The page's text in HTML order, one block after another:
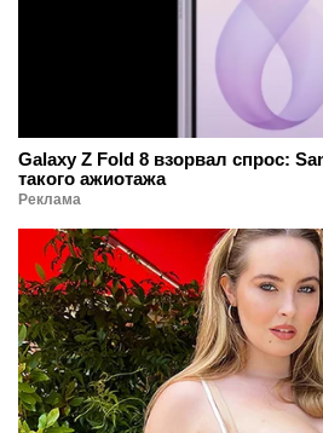
Galaxy Z Fold 8 взорвал спрос:
такого ажиотажа
Реклама